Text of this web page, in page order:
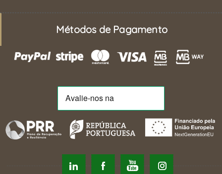
Métodos de Pagamento